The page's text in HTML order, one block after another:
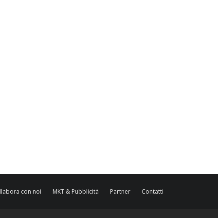
con noi MKT & Pubblicità Partner Contatti